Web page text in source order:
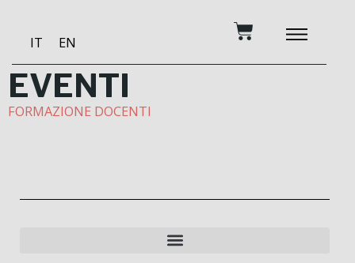
contenuto
IT EN Carrello
EVENTI
FORMAZIONE DOCENTI